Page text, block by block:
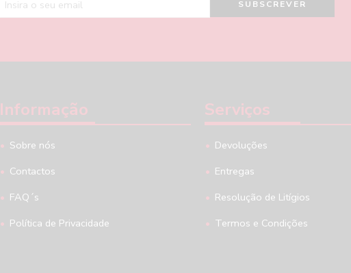
Informação
Sobre nós
Contactos
FAQ´s
Política de Privacidade
Serviços
Devoluções
Entregas
Resolução de Litígios
Termos e Condições